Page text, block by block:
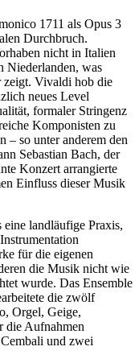
1711 als Opus 3
Durchbruch.
nicht in Italien
Niederlanden, was
zeigt. Vivaldi hob die
neues Level
formaler Stringenz
Komponisten zu
– so unter anderem den
Sebastian Bach, der
Konzert arrangierte
Einfluss dieser Musik
landläufige Praxis,
für die eigenen
die Musik nicht wie
wurde. Das Ensemble
die zwölf
Orgel, Geige,
die Aufnahmen
und zwei